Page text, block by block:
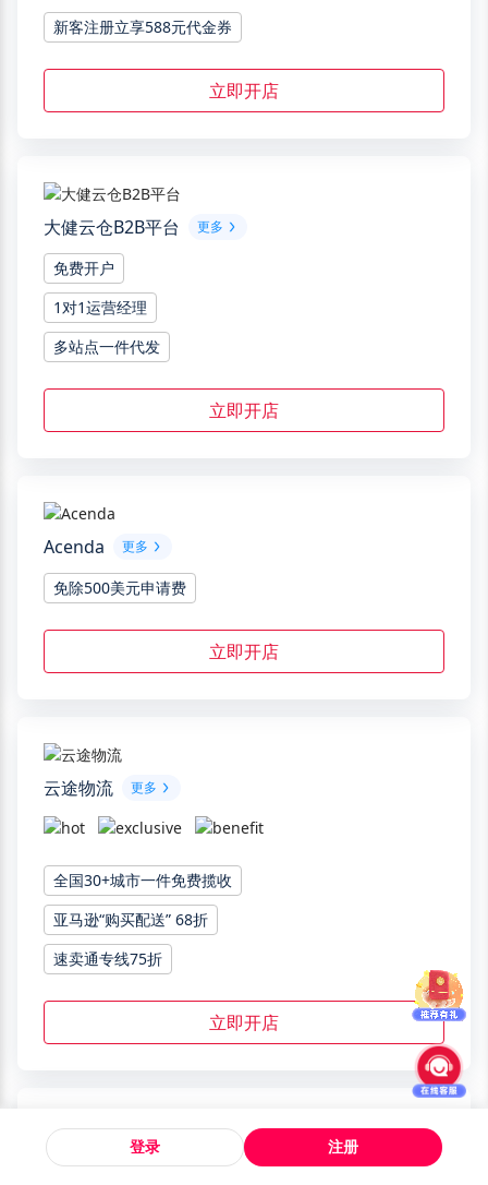
登录 注册
新客注册立享588元代金券
立即开店
大健云仓B2B平台 更多
免费开户
1对1运营经理
多站点一件代发
立即开店
Acenda 更多
免除500美元申请费
立即开店
云途物流 更多
全国30+城市一件免费揽收
亚马逊“购买配送” 68折
速卖通专线75折
立即开店
Flatfee 更多